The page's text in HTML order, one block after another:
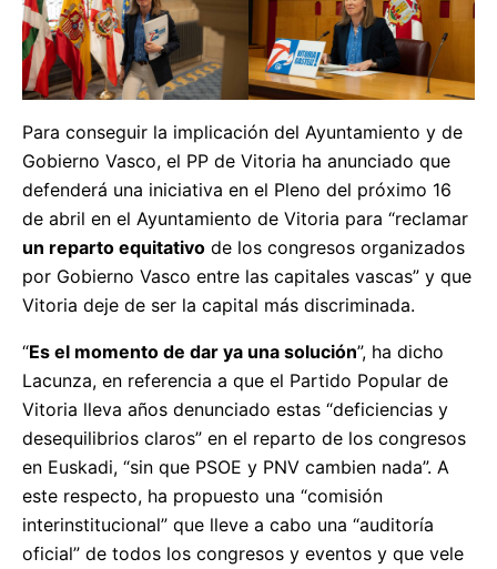
Para conseguir la implicación del Ayuntamiento y de
Gobierno Vasco, el PP de Vitoria ha anunciado que
defenderá una iniciativa en el Pleno del próximo 16
de abril en el Ayuntamiento de Vitoria para “reclamar
un reparto equitativo de los congresos organizados
por Gobierno Vasco entre las capitales vascas” y que
Vitoria deje de ser la capital más discriminada.
“Es el momento de dar ya una solución”, ha dicho
Lacunza, en referencia a que el Partido Popular de
Vitoria lleva años denunciado estas “deficiencias y
desequilibrios claros” en el reparto de los congresos
en Euskadi, “sin que PSOE y PNV cambien nada”. A
este respecto, ha propuesto una “comisión
interinstitucional” que lleve a cabo una “auditoría
oficial” de todos los congresos y eventos y que vele